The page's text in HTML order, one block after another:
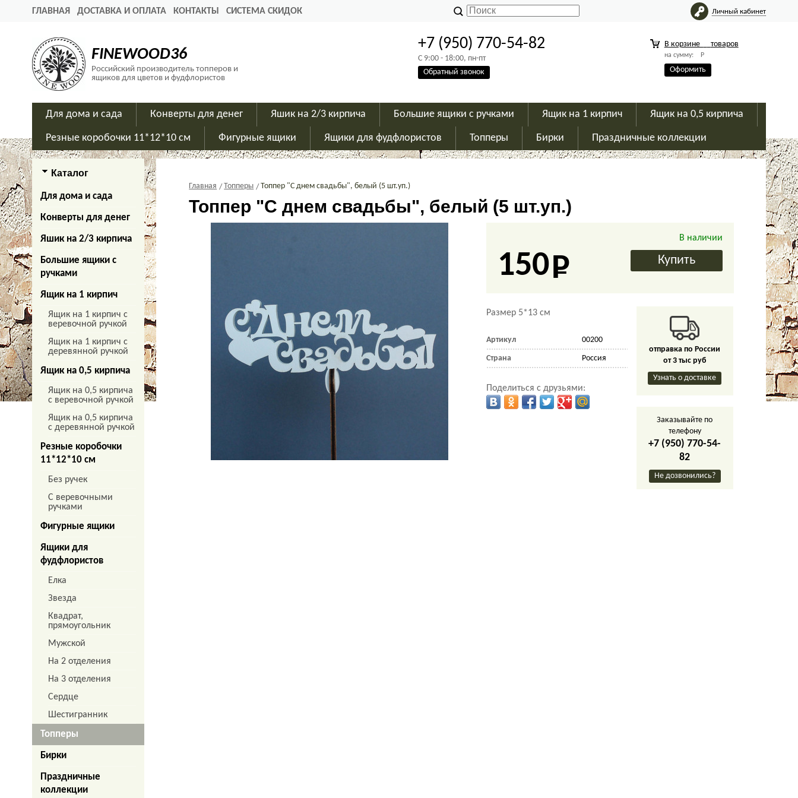
ГЛАВНАЯ ДОСТАВКА И ОПЛАТА КОНТАКТЫ СИСТЕМА СКИДОК Личный кабинет
FINEWOOD36
Российский производитель топперов и
ящиков для цветов и фудфлористов
+7 (950) 770-54-82
C 9:00 - 18:00, пн-пт
Обратный звонок
В корзине товаров
на сумму: Р
Оформить
Для дома и сада Конверты для денег Яшик на 2/3 кирпича Большие ящики с ручками Ящик на 1 кирпич Ящик на 0,5 кирпича
Резные коробочки 11*12*10 см Фигурные ящики Ящики для фудфлористов Топперы Бирки Праздничные коллекции
Каталог
Для дома и сада
Конверты для денег
Яшик на 2/3 кирпича
Большие ящики с
ручками
Ящик на 1 кирпич
Ящик на 1 кирпич с
веревочной ручкой
Ящик на 1 кирпич с
деревянной ручкой
Ящик на 0,5 кирпича
Ящик на 0,5 кирпича
с веревочной ручкой
Ящик на 0,5 кирпича
с деревянной ручкой
Резные коробочки
11*12*10 см
Без ручек
С веревочными
ручками
Фигурные ящики
Ящики для
фудфлористов
Елка
Звезда
Квадрат,
прямоугольник
Мужской
На 2 отделения
На 3 отделения
Сердце
Шестигранник
Топперы
Бирки
Праздничные
коллекции
Главная Топперы Топпер "С днем свадьбы", белый (5 шт.уп.)
Топпер "С днем свадьбы", белый (5 шт.уп.)
В наличии
150
Размер 5*13 см
Артикул 00200
Страна Россия
Поделиться с друзьями:
отправка по России
от 3 тыс руб
Узнать о доставке
Заказывайте по
телефону
+7 (950) 770-54-
82
Не дозвонились?